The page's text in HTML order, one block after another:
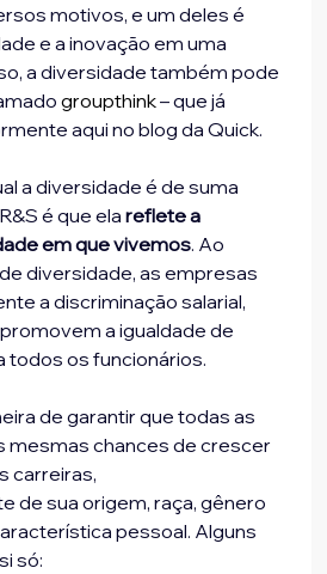
motivos, e um deles é
e a inovação em uma
a diversidade também pode
groupthink – que já
aqui no blog da Quick.
a diversidade é de suma
é que ela reflete a
em que vivemos. Ao
diversidade, as empresas
a discriminação salarial,
a igualdade de
todos os funcionários.
de garantir que todas as
mesmas chances de crescer
carreiras,
de sua origem, raça, gênero
pessoal. Alguns
só: